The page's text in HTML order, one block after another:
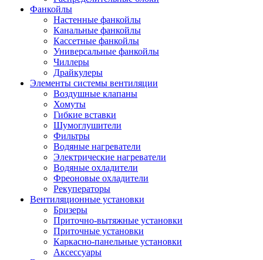
Фанкойлы
Настенные фанкойлы
Канальные фанкойлы
Кассетные фанкойлы
Универсальные фанкойлы
Чиллеры
Драйкулеры
Элементы системы вентиляции
Воздушные клапаны
Хомуты
Гибкие вставки
Шумоглушители
Фильтры
Водяные нагреватели
Электрические нагреватели
Водяные охладители
Фреоновые охладители
Рекуператоры
Вентиляционные установки
Бризеры
Приточно-вытяжные установки
Приточные установки
Каркасно-панельные установки
Аксессуары